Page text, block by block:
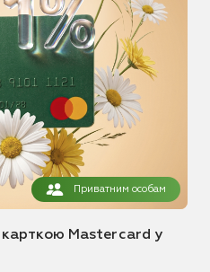
Приватним особам
карткою Mastercard у